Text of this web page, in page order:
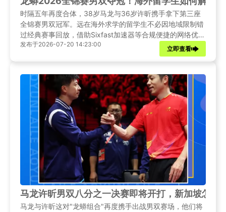
时隔五年再度合体，38岁马龙与36岁许昕携手拿下第三座
全锦赛男双冠军。远在海外求学的留学生不必因地域限制错
过经典赛事回放，借助Sixfast加速器等合规便捷的网络优化
工具，就能随时随地打开央视频，重温龙蟒组合默契十足的
双打名场面，感受国乒老将独有的赛场魅力。
发布于2026-07-20 14:23:00
立即查看
马龙许昕男双八分之一决赛即将开打，新加坡怎么
马龙与许昕这对"龙蟒组合"再度携手出战男双赛场，他们将